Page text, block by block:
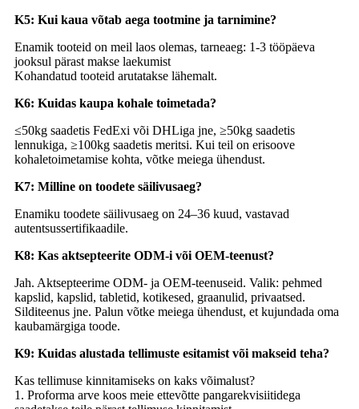
K5: Kui kaua võtab aega tootmine ja tarnimine?
Enamik tooteid on meil laos olemas, tarneaeg: 1-3 tööpäeva
jooksul pärast makse laekumist
Kohandatud tooteid arutatakse lähemalt.
K6: Kuidas kaupa kohale toimetada?
≤50kg saadetis FedExi või DHLiga jne, ≥50kg saadetis
lennukiga, ≥100kg saadetis meritsi. Kui teil on erisoove
kohaletoimetamise kohta, võtke meiega ühendust.
K7: Milline on toodete säilivusaeg?
Enamiku toodete säilivusaeg on 24–36 kuud, vastavad
autentsussertifikaadile.
K8: Kas aktsepteerite ODM-i või OEM-teenust?
Jah. Aktsepteerime ODM- ja OEM-teenuseid. Valik: pehmed
kapslid, kapslid, tabletid, kotikesed, graanulid, privaatsed.
Silditeenus jne. Palun võtke meiega ühendust, et kujundada oma
kaubamärgiga toode.
K9: Kuidas alustada tellimuste esitamist või makseid teha?
Kas tellimuse kinnitamiseks on kaks võimalust?
1. Proforma arve koos meie ettevõtte pangarekvisiitidega